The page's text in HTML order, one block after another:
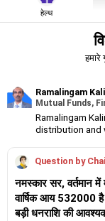
हेल्थ
Ramalingam
Mutual Funds,
Ramalingam
distribution and
Investment, a
Distribution
firm
through mutual
Question by
नमस्कार सर, वर्तमान
वार्षिक आय 532000
बड़ी धनराशि की